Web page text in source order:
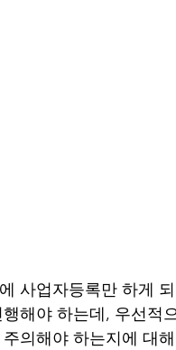
사업자등록만 하게
해야 하는데, 우선적
의해야 하는지에 대